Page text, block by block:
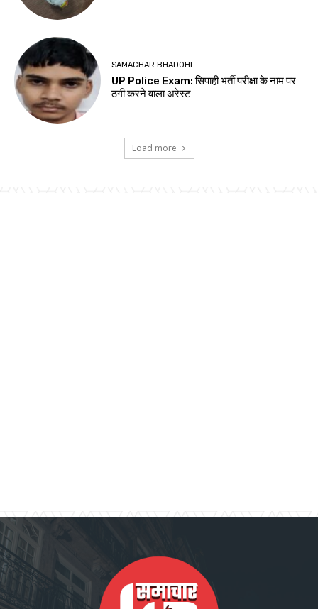
SAMACHAR BHADOHI
UP Police Exam: सिपाही भर्ती परीक्षा के नाम पर
ठगी करने वाला अरेस्ट
Load more